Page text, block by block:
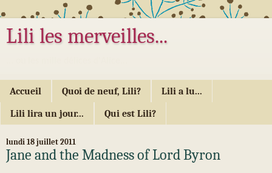
Lili les merveilles...
Accueil Quoi de neuf, Lili? Lili a lu...
Lili lira un jour... Qui est Lili?
lundi 18 juillet 2011
Jane and the Madness of Lord Byron